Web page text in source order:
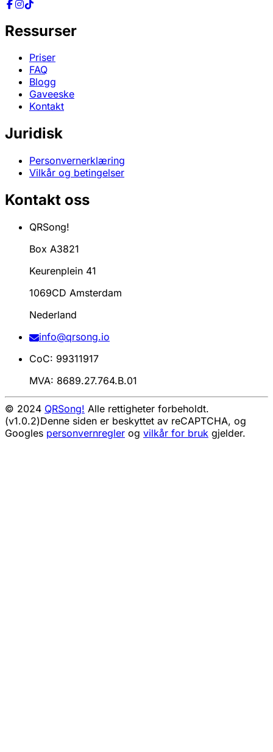
Ressurser
Priser
FAQ
Blogg
Gaveeske
Kontakt
Juridisk
Personvernerklæring
Vilkår og betingelser
Kontakt oss
QRSong!
Box A3821
Keurenplein 41
1069CD Amsterdam
Nederland
info@qrsong.io
CoC: 99311917
MVA: 8689.27.764.B.01
© 2024 QRSong! Alle rettigheter forbeholdt.
(v1.0.2)Denne siden er beskyttet av reCAPTCHA, og
Googles personvernregler og vilkår for bruk gjelder.